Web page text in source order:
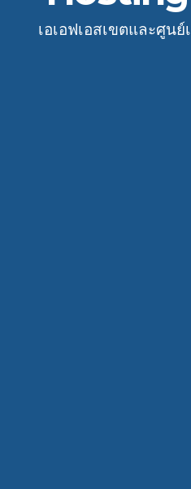
เอเอฟเอสเขตและศูน